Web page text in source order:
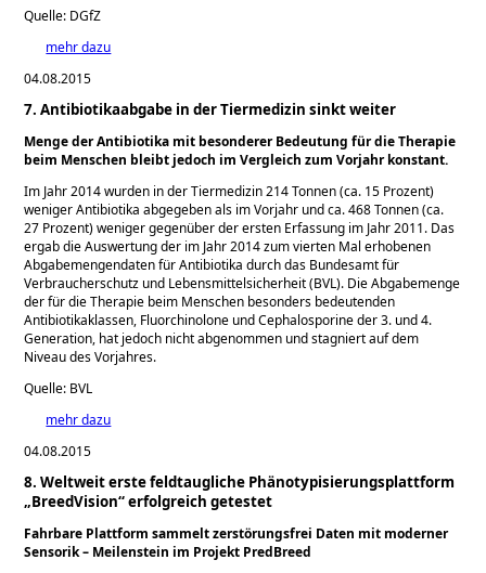
Quelle: DGfZ
mehr dazu
04.08.2015
7. Antibiotikaabgabe in der Tiermedizin sinkt weiter
Menge der Antibiotika mit besonderer Bedeutung für die Therapie
beim Menschen bleibt jedoch im Vergleich zum Vorjahr konstant.
Im Jahr 2014 wurden in der Tiermedizin 214 Tonnen (ca. 15 Prozent)
weniger Antibiotika abgegeben als im Vorjahr und ca. 468 Tonnen (ca.
27 Prozent) weniger gegenüber der ersten Erfassung im Jahr 2011. Das
ergab die Auswertung der im Jahr 2014 zum vierten Mal erhobenen
Abgabemengendaten für Antibiotika durch das Bundesamt für
Verbraucherschutz und Lebensmittelsicherheit (BVL). Die Abgabemenge
der für die Therapie beim Menschen besonders bedeutenden
Antibiotikaklassen, Fluorchinolone und Cephalosporine der 3. und 4.
Generation, hat jedoch nicht abgenommen und stagniert auf dem
Niveau des Vorjahres.
Quelle: BVL
mehr dazu
04.08.2015
8. Weltweit erste feldtaugliche Phänotypisierungsplattform
„BreedVision“ erfolgreich getestet
Fahrbare Plattform sammelt zerstörungsfrei Daten mit moderner
Sensorik – Meilenstein im Projekt PredBreed